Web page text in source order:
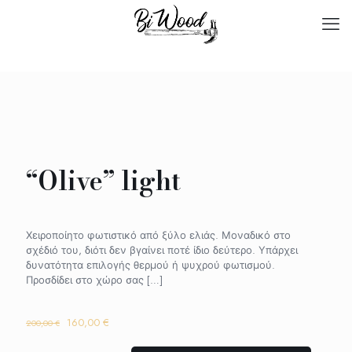
“Olive” light
Χειροποίητο φωτιστικό από ξύλο ελιάς. Μοναδικό στο
σχέδιό του, διότι δεν βγαίνει ποτέ ίδιο δεύτερο. Υπάρχει
δυνατότητα επιλογής θερμού ή ψυχρού φωτισμού.
Προσδίδει στο χώρο σας […]
200,00€
Original
160,00 €